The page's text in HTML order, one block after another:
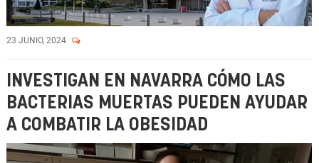
23 JUNIO, 2024
INVESTIGAN EN NAVARRA CÓMO LAS
BACTERIAS MUERTAS PUEDEN AYUDAR
A COMBATIR LA OBESIDAD